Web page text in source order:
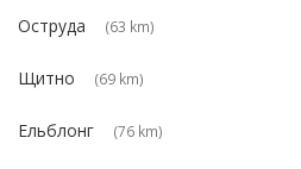
Оструда (63 km)
Щитно (69 km)
Ельблонг (76 km)